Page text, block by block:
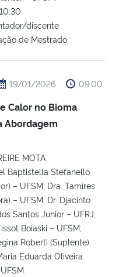
discente
de Mestrado
19/01/2026 09:00
Calor no Bioma
Abordagem
MOTA
Baptistella Stefanello
– UFSM; Dra. Tamíres
– UFSM; Dr. Djacinto
Santos Junior – UFRJ;
Boiaski – UFSM;
Roberti (Suplente)
Eduarda Oliveira